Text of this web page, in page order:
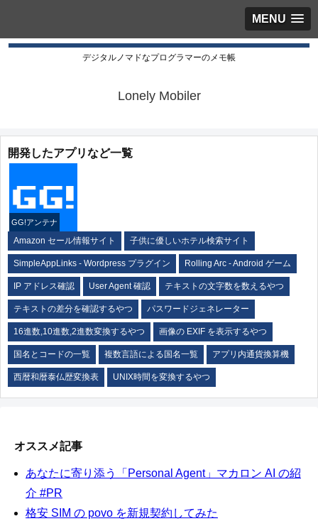
MENU
デジタルノマドなプログラマーのメモ帳
Lonely Mobiler
開発したアプリなど一覧
GG!アンテナ
Amazon セール情報サイト 子供に優しいホテル検索サイト
SimpleAppLinks - Wordpress プラグイン Rolling Arc - Android ゲーム
IP アドレス確認 User Agent 確認 テキストの文字数を数えるやつ
テキストの差分を確認するやつ パスワードジェネレーター
16進数,10進数,2進数変換するやつ 画像の EXIF を表示するやつ
国名とコードの一覧 複数言語による国名一覧 アプリ内通貨換算機
西暦和暦泰仏歴変換表 UNIX時間を変換するやつ
オススメ記事
あなたに寄り添う「Personal Agent」マカロン AI の紹
介 #PR
格安 SIM の povo を新規契約してみた